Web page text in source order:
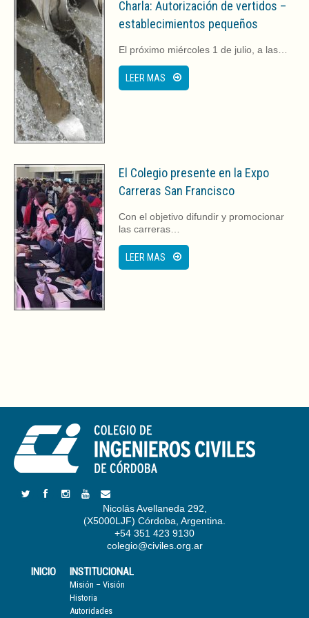
Charla: Autorización de vertidos –
establecimientos pequeños
El próximo miércoles 1 de julio, a las…
LEER MAS
El Colegio presente en la Expo
Carreras San Francisco
Con el objetivo difundir y promocionar
las carreras…
LEER MAS
Nicolás Avellaneda 292,
(X5000LJF) Córdoba, Argentina.
+54 351 423 9130
colegio@civiles.org.ar
INICIO INSTITUCIONAL
Misión – Visión
Historia
Autoridades